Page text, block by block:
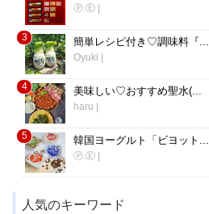
Ⓟ.Ⓔ
3 簡単レシピ付き♡調味料『...
Oyuki
4 美味しい♡おすすめ聖水(...
haru
5 韓国ヨーグルト「ビヨット...
Ⓟ.Ⓔ
人気のキーワード